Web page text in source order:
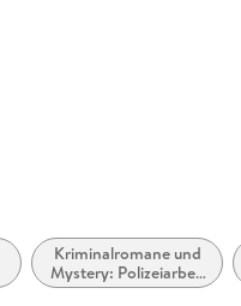
Kriminalromane und
Mystery: Polizeiarbeit
& Forensik